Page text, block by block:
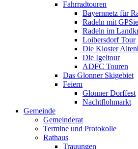
Fahrradtouren
Bayernnetz für
Radeln mit
Radeln im
Loibersdorf Tour
Die Kloster
Die Igeltour
ADFC Touren
Das Glonner Skigebiet
Feiern
Glonner Dorffest
Nachtflohmarkt
Gemeinde
Gemeinderat
Termine und Protokolle
Rathaus
Trauungen